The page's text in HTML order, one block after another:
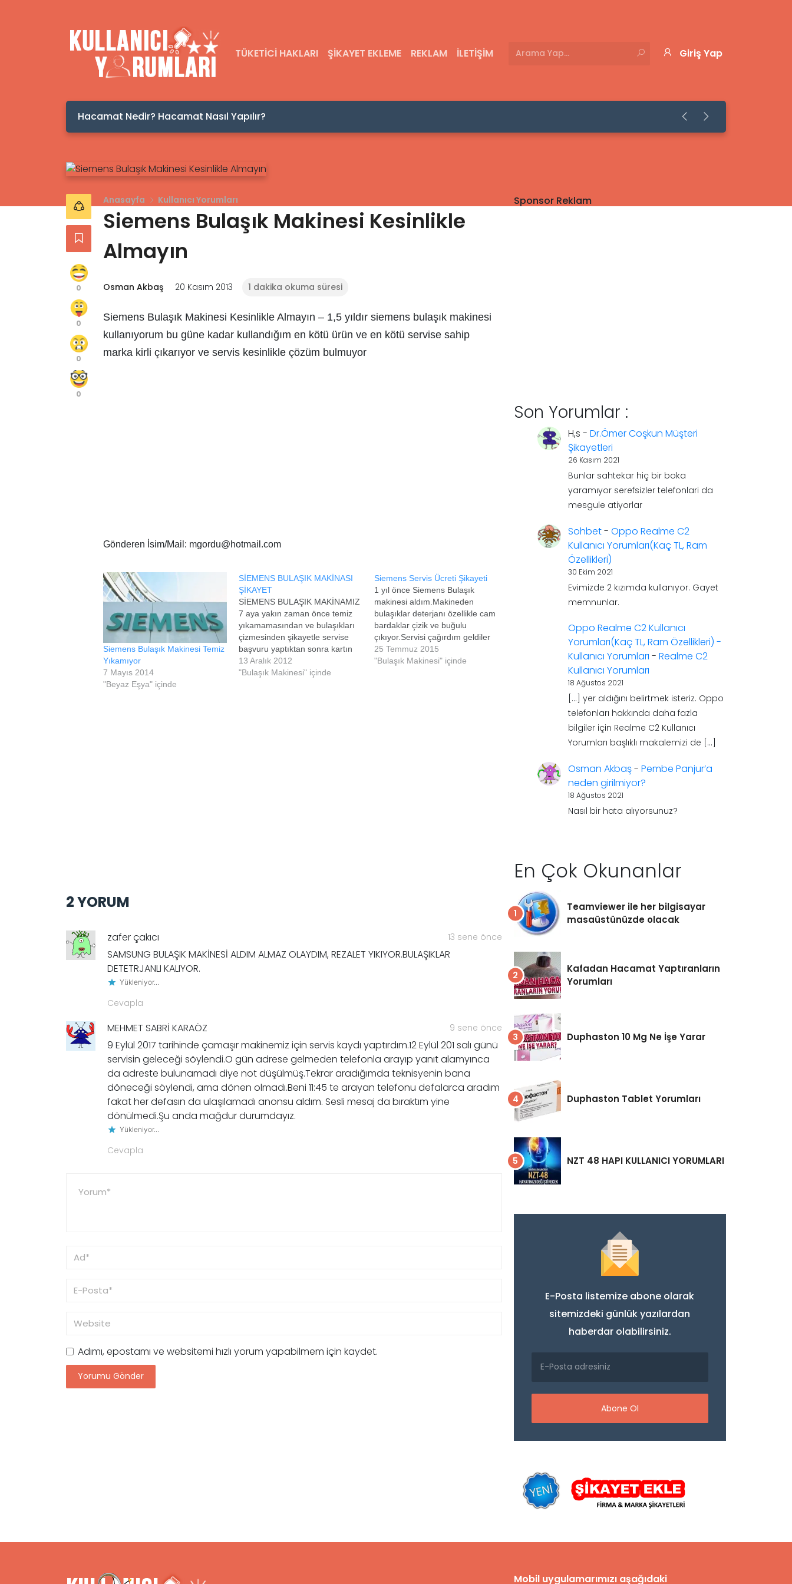
TÜKETICI HAKLARI ŞIKAYET EKLEME REKLAM İLETIŞIM Giriş Yap
Hacamat Nedir? Hacamat Nasıl Yapılır?
0
0
0
0
Anasayfa Kullanıcı Yorumları
Siemens Bulaşık Makinesi Kesinlikle
Almayın
Osman Akbaş 20 Kasım 2013 1 dakika okuma süresi
Siemens Bulaşık Makinesi Kesinlikle Almayın – 1,5 yıldır siemens bulaşık makinesi
kullanıyorum bu güne kadar kullandığım en kötü ürün ve en kötü servise sahip
marka kirli çıkarıyor ve servis kesinlikle çözüm bulmuyor
Gönderen İsim/Mail: mgordu@hotmail.com
Siemens Bulaşık Makinesi Temiz
Yıkamıyor
7 Mayıs 2014
"Beyaz Eşya" içinde
SİEMENS BULAŞIK MAKİNASI
ŞİKAYET
SİEMENS BULAŞIK MAKİNAMIZ
7 aya yakın zaman önce temiz
yıkamamasından ve bulaşıkları
çizmesinden şikayetle servise
başvuru yaptıktan sonra kartın
değişmesi gerektiğini söylediler
kart değiştidikten ve bakımını
13 Aralık 2012
"Bulaşık Makinesi" içinde
Siemens Servis Ücreti Şikayeti
1 yıl önce Siemens Bulaşık
makinesi aldım.Makineden
bulaşıklar deterjanı özellikle cam
bardaklar çizik ve buğulu
çıkıyor.Servisi çağırdım geldiler
filtrelerini pervanelerini
temizlememizi
25 Temmuz 2015
"Bulaşık Makinesi" içinde
2 YORUM
zafer çakıcı 13 sene önce
SAMSUNG BULAŞIK MAKİNESİ ALDIM ALMAZ OLAYDIM, REZALET YIKIYOR.BULAŞIKLAR
DETETRJANLI KALIYOR.
Yükleniyor...
Cevapla
MEHMET SABRİ KARAÖZ 9 sene önce
9 Eylül 2017 tarihinde çamaşır makinemiz için servis kaydı yaptırdım.12 Eylül 201 salı günü
servisin geleceği söylendi.O gün adrese gelmeden telefonla arayıp yanıt alamyınca
da adreste bulunamadı diye not düşülmüş.Tekrar aradığımda teknisyenin bana
döneceği söylendi, ama dönen olmadı.Beni 11:45 te arayan telefonu defalarca aradım
fakat her defasın da ulaşılamadı anonsu aldım. Sesli mesaj da bıraktım yine
dönülmedi.Şu anda mağdur durumdayız.
Yükleniyor...
Cevapla
Adımı, epostamı ve websitemi hızlı yorum yapabilmem için kaydet.
Sponsor Reklam
Son Yorumlar :
H,s - Dr.Ömer Coşkun Müşteri
Şikayetleri
26 Kasım 2021
Bunlar sahtekar hiç bir boka
yaramıyor serefsizler telefonlari da
mesgule atiyorlar
Sohbet- Oppo Realme C2
Kullanıcı Yorumları(Kaç TL, Ram
Özellikleri)
30 Ekim 2021
Evimizde 2 kızımda kullanıyor. Gayet
memnunlar.
Oppo Realme C2 Kullanıcı
Yorumları(Kaç TL, Ram Özellikleri) -
Kullanıcı Yorumları - Realme C2
Kullanıcı Yorumları
18 Ağustos 2021
[…] yer aldığını belirtmek isteriz. Oppo
telefonları hakkında daha fazla
bilgiler için Realme C2 Kullanıcı
Yorumları başlıklı makalemizi de […]
Osman Akbaş- Pembe Panjur’a
neden girilmiyor?
18 Ağustos 2021
Nasıl bir hata alıyorsunuz?
En Çok Okunanlar
Teamviewer ile her bilgisayar
masaüstünüzde olacak
Kafadan Hacamat Yaptıranların
Yorumları
Duphaston 10 Mg Ne İşe Yarar
Duphaston Tablet Yorumları
NZT 48 HAPI KULLANICI YORUMLARI
E-Posta listemize abone olarak
sitemizdeki günlük yazılardan
haberdar olabilirsiniz.
Abone Ol
Mobil uygulamarımızı aşağıdaki